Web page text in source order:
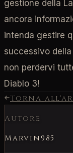
gestione della
ancora
intenda gestire
successivo
non perdervi
Diablo 3!
Torna
Autore
Marvin985